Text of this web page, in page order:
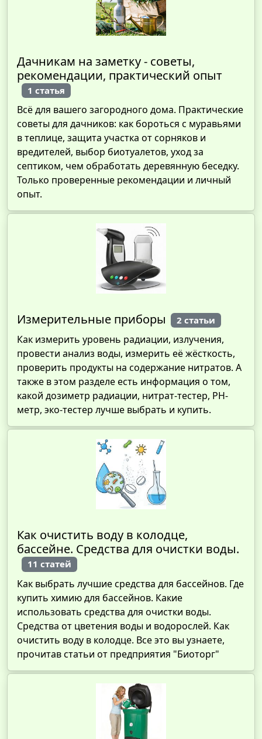
Дачникам на заметку - советы,
рекомендации, практический опыт
1 статья
Всё для вашего загородного дома. Практические
советы для дачников: как бороться с муравьями
в теплице, защита участка от сорняков и
вредителей, выбор биотуалетов, уход за
септиком, чем обработать деревянную беседку.
Только проверенные рекомендации и личный
опыт.
Измерительные приборы 2 статьи
Как измерить уровень радиации, излучения,
провести анализ воды, измерить её жёсткость,
проверить продукты на содержание нитратов. А
также в этом разделе есть информация о том,
какой дозиметр радиации, нитрат-тестер, PH-
метр, эко-тестер лучше выбрать и купить.
Как очистить воду в колодце,
бассейне. Средства для очистки воды.
11 статей
Как выбрать лучшие средства для бассейнов. Где
купить химию для бассейнов. Какие
использовать средства для очистки воды.
Средства от цветения воды и водорослей. Как
очистить воду в колодце. Все это вы узнаете,
прочитав статьи от предприятия "Биоторг"